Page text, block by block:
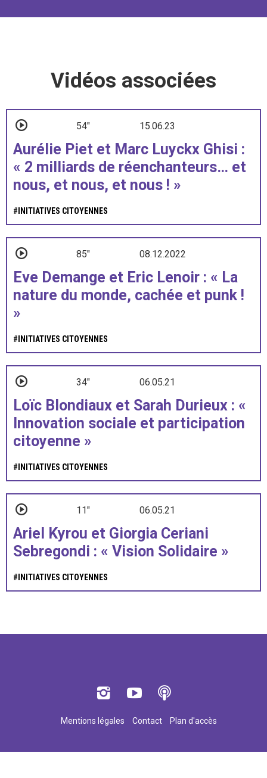
Vidéos associées
54" 15.06.23
Aurélie Piet et Marc Luyckx Ghisi :
« 2 milliards de réenchanteurs… et
nous, et nous, et nous ! »
# INITIATIVES CITOYENNES
85" 08.12.2022
Eve Demange et Eric Lenoir : « La
nature du monde, cachée et punk !
»
# INITIATIVES CITOYENNES
34" 06.05.21
Loïc Blondiaux et Sarah Durieux : «
Innovation sociale et participation
citoyenne »
# INITIATIVES CITOYENNES
11" 06.05.21
Ariel Kyrou et Giorgia Ceriani
Sebregondi : « Vision Solidaire »
# INITIATIVES CITOYENNES
Mentions légales Contact Plan d'accès